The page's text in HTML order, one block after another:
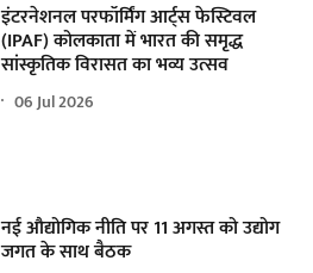
इंटरनेशनल परफॉर्मिंग आर्ट्स फेस्टिवल
(IPAF) कोलकाता में भारत की समृद्ध
सांस्कृतिक विरासत का भव्य उत्सव
06 Jul 2026
नई औद्योगिक नीति पर 11 अगस्त को उद्योग
जगत के साथ बैठक